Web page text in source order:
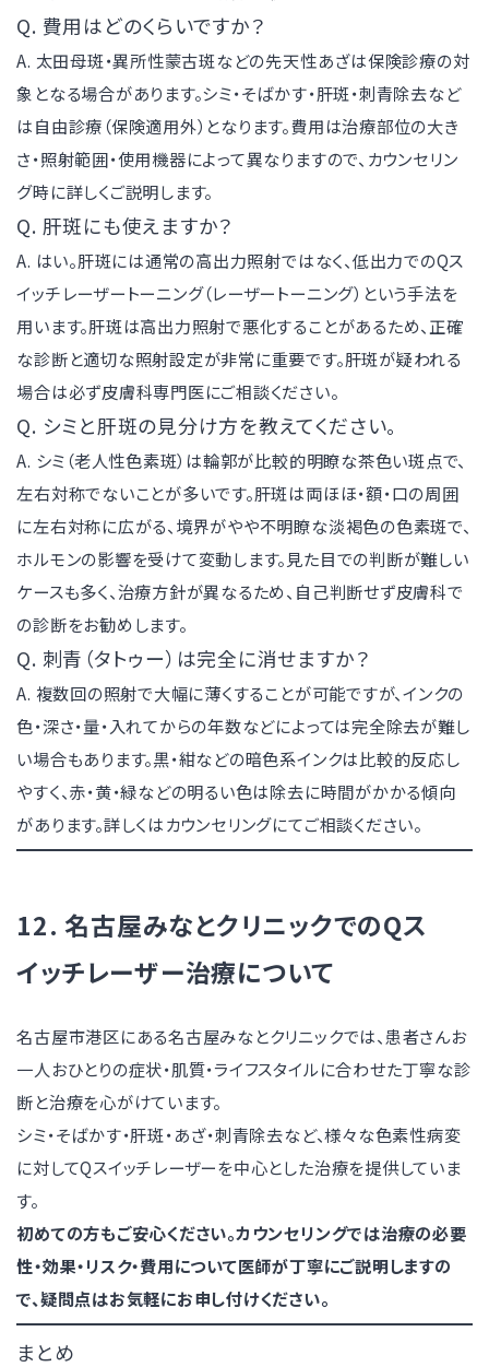
Q. 費用はどのくらいですか？
A. 太田母斑・異所性蒙古斑などの先天性あざは保険診療の対
象となる場合があります。シミ・そばかす・肝斑・刺青除去など
は自由診療（保険適用外）となります。費用は治療部位の大き
さ・照射範囲・使用機器によって異なりますので、カウンセリン
グ時に詳しくご説明します。
Q. 肝斑にも使えますか？
A. はい。肝斑には通常の高出力照射ではなく、低出力でのQス
イッチレーザートーニング（レーザートーニング）という手法を
用います。肝斑は高出力照射で悪化することがあるため、正確
な診断と適切な照射設定が非常に重要です。肝斑が疑われる
場合は必ず皮膚科専門医にご相談ください。
Q. シミと肝斑の見分け方を教えてください。
A. シミ（老人性色素斑）は輪郭が比較的明瞭な茶色い斑点で、
左右対称でないことが多いです。肝斑は両ほほ・額・口の周囲
に左右対称に広がる、境界がやや不明瞭な淡褐色の色素斑で、
ホルモンの影響を受けて変動します。見た目での判断が難しい
ケースも多く、治療方針が異なるため、自己判断せず皮膚科で
の診断をお勧めします。
Q. 刺青（タトゥー）は完全に消せますか？
A. 複数回の照射で大幅に薄くすることが可能ですが、インクの
色・深さ・量・入れてからの年数などによっては完全除去が難し
い場合もあります。黒・紺などの暗色系インクは比較的反応し
やすく、赤・黄・緑などの明るい色は除去に時間がかかる傾向
があります。詳しくはカウンセリングにてご相談ください。
12. 名古屋みなとクリニックでのQス
イッチレーザー治療について
名古屋市港区にある名古屋みなとクリニックでは、患者さんお
一人おひとりの症状・肌質・ライフスタイルに合わせた丁寧な診
断と治療を心がけています。
シミ・そばかす・肝斑・あざ・刺青除去など、様々な色素性病変
に対してQスイッチレーザーを中心とした治療を提供していま
す。
初めての方もご安心ください。カウンセリングでは治療の必要
性・効果・リスク・費用について医師が丁寧にご説明しますの
で、疑問点はお気軽にお申し付けください。
まとめ